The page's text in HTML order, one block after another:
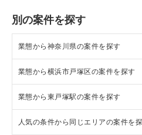
別の案件を探す
業態から神奈川県の案件を探す
神奈川県のラーメンの居抜き売却
神奈川県のフランス料理の居抜き
神奈川県のイタリア料理の居抜き
業態から横浜市戸塚区の案件を探す
横浜市戸塚区のイタリア料理の居
横浜市戸塚区の中華の居抜き売却
業態から東戸塚駅の案件を探す
東戸塚駅のイタリア料理の居抜き
人気の条件から同じエリアの案件を